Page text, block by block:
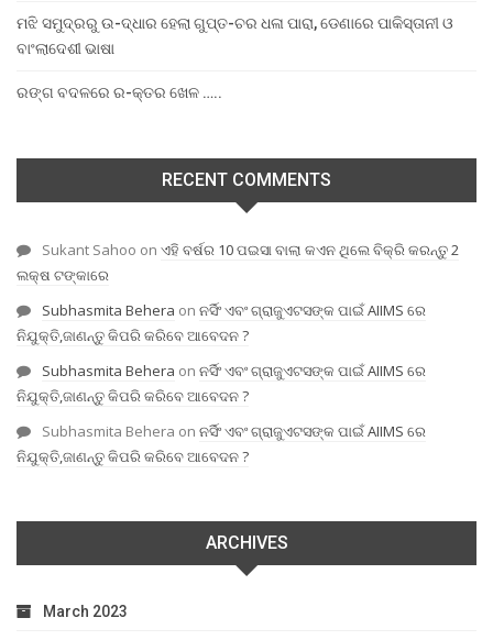
ମଝି ସମୁଦ୍ରରୁ ଉ-ଦ୍ଧାର ହେଲା ଗୁପ୍ତ-ଚର ଧଳା ପାରା, ଡେଣାରେ ପାକିସ୍ତାନୀ ଓ
ବାଂଲାଦେଶୀ ଭାଷା
ରଙ୍ଗ ବଦଳରେ ର-କ୍ତର ଖେଳ …..
RECENT COMMENTS
Sukant Sahoo on ଏହି ବର୍ଷର 10 ପଇସା ବାଲା କଏନ ଥିଲେ ବିକ୍ରି କରନ୍ତୁ 2
ଲକ୍ଷ ଟଙ୍କାରେ
Subhasmita Behera on ନର୍ସିଂ ଏବଂ ଗ୍ରାଜୁଏଟସଙ୍କ ପାଇଁ AIIMS ରେ
ନିଯୁକ୍ତି,ଜାଣନ୍ତୁ କିପରି କରିବେ ଆବେଦନ ?
Subhasmita Behera on ନର୍ସିଂ ଏବଂ ଗ୍ରାଜୁଏଟସଙ୍କ ପାଇଁ AIIMS ରେ
ନିଯୁକ୍ତି,ଜାଣନ୍ତୁ କିପରି କରିବେ ଆବେଦନ ?
Subhasmita Behera on ନର୍ସିଂ ଏବଂ ଗ୍ରାଜୁଏଟସଙ୍କ ପାଇଁ AIIMS ରେ
ନିଯୁକ୍ତି,ଜାଣନ୍ତୁ କିପରି କରିବେ ଆବେଦନ ?
ARCHIVES
March 2023